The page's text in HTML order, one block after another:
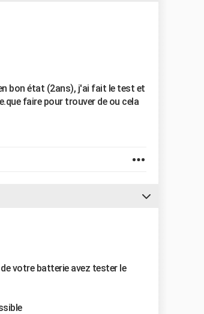
bon état (2ans), j'ai fait le test et
faire pour trouver de ou cela
votre batterie avez tester le